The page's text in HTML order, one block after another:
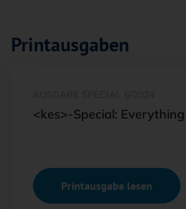
Printausgaben
<kes>-Special:
Printausgabe lesen